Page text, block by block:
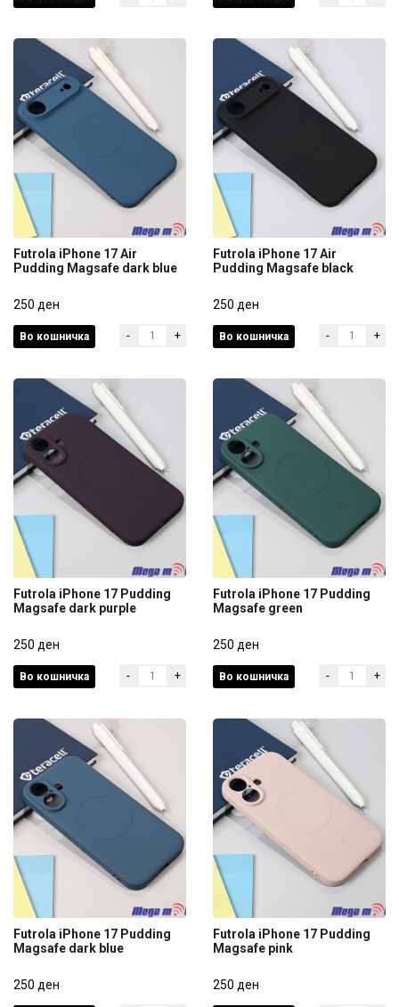
Pudding Magsafe dark blue
250 ден
Futrola iPhone 17 Air
Pudding Magsafe dark blue
250 ден
Во кошничка - +
Pudding Magsafe black
250 ден
Futrola iPhone 17 Air
Pudding Magsafe black
250 ден
Во кошничка - +
Magsafe dark purple
250 ден
Futrola iPhone 17 Pudding
Magsafe dark purple
250 ден
Во кошничка - +
Magsafe green
250 ден
Futrola iPhone 17 Pudding
Magsafe green
250 ден
Во кошничка - +
Magsafe dark blue
Futrola iPhone 17 Pudding
Magsafe dark blue
250 ден
Magsafe pink
Futrola iPhone 17 Pudding
Magsafe pink
250 ден